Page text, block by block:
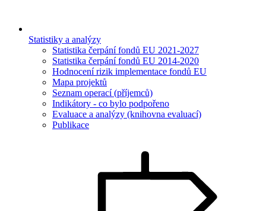
Statistiky a analýzy
Statistika čerpání fondů EU 2021-2027
Statistika čerpání fondů EU 2014-2020
Hodnocení rizik implementace fondů EU
Mapa projektů
Seznam operací (příjemců)
Indikátory - co bylo podpořeno
Evaluace a analýzy (knihovna evaluací)
Publikace